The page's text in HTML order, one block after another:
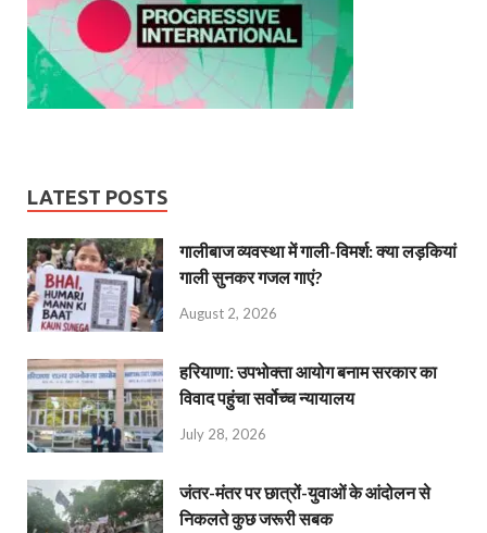
LATEST POSTS
गालीबाज व्‍यवस्‍था में गाली-विमर्श: क्या लड़कियां
गाली सुनकर गजल गाएं?
August 2, 2026
हरियाणा: उपभोक्ता आयोग बनाम सरकार का
विवाद पहुंचा सर्वोच्च न्यायालय
July 28, 2026
जंतर-मंतर पर छात्रों-युवाओं के आंदोलन से
निकलते कुछ जरूरी सबक